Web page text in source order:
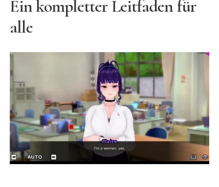
Ein kompletter Leitfaden für
alle